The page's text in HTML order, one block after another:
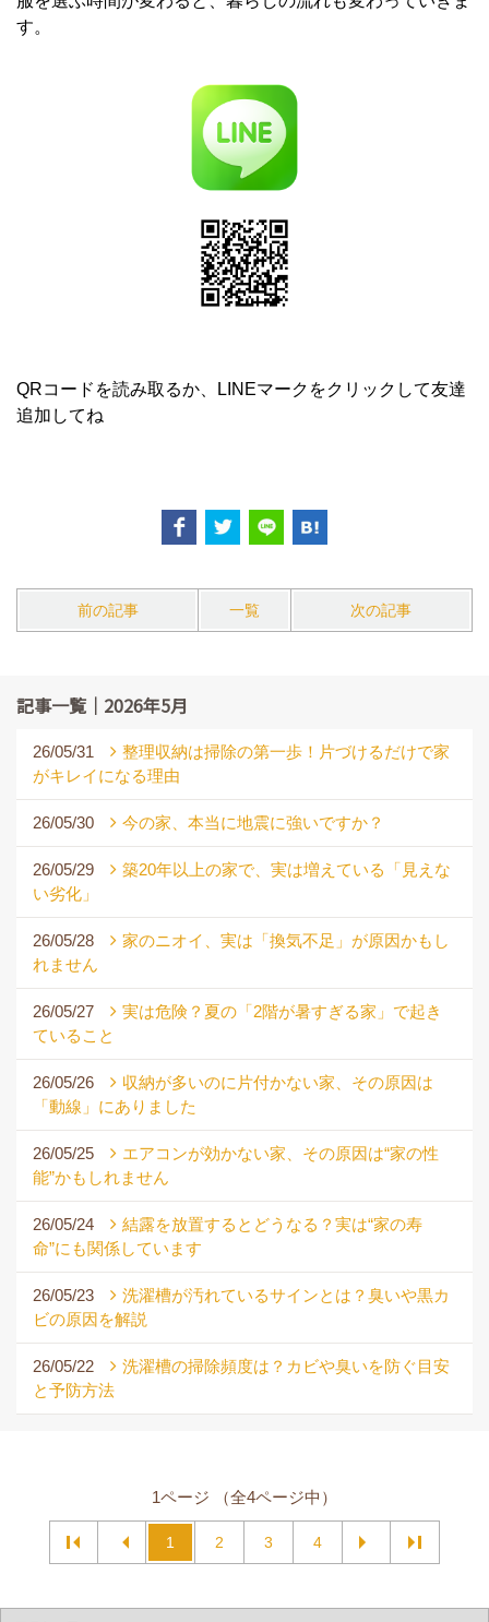
す。
QRコードを読み取るか、LINEマークをクリックして友達
追加してね
前の記事 一覧 次の記事
記事一覧｜2026年5月
26/05/31
整理収納は掃除の第一歩！片づけるだけで家
がキレイになる理由
26/05/30 今の家、本当に地震に強いですか？
26/05/29
築20年以上の家で、実は増えている「見えな
い劣化」
26/05/28
家のニオイ、実は「換気不足」が原因かもし
れません
26/05/27
実は危険？夏の「2階が暑すぎる家」で起き
ていること
26/05/26
収納が多いのに片付かない家、その原因は
「動線」にありました
26/05/25
エアコンが効かない家、その原因は“家の性
能”かもしれません
26/05/24
結露を放置するとどうなる？実は“家の寿
命”にも関係しています
26/05/23
洗濯槽が汚れているサインとは？臭いや黒カ
ビの原因を解説
26/05/22
洗濯槽の掃除頻度は？カビや臭いを防ぐ目安
と予防方法
1ページ （全4ページ中）
1 2 3 4